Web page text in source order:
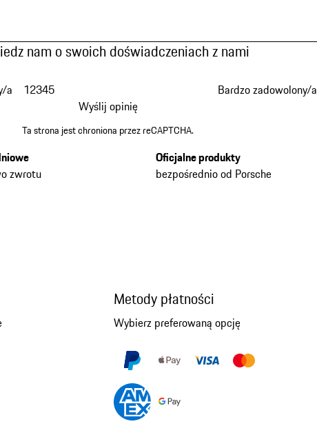
nam o swoich doświadczeniach z nami
a 12345
Bardzo zadowolony/a
Wyślij opinię
Ta strona jest chroniona przez reCAPTCHA.
zwrotu
Oficjalne produkty
bezpośrednio od Porsche
Metody płatności
Wybierz preferowaną opcję